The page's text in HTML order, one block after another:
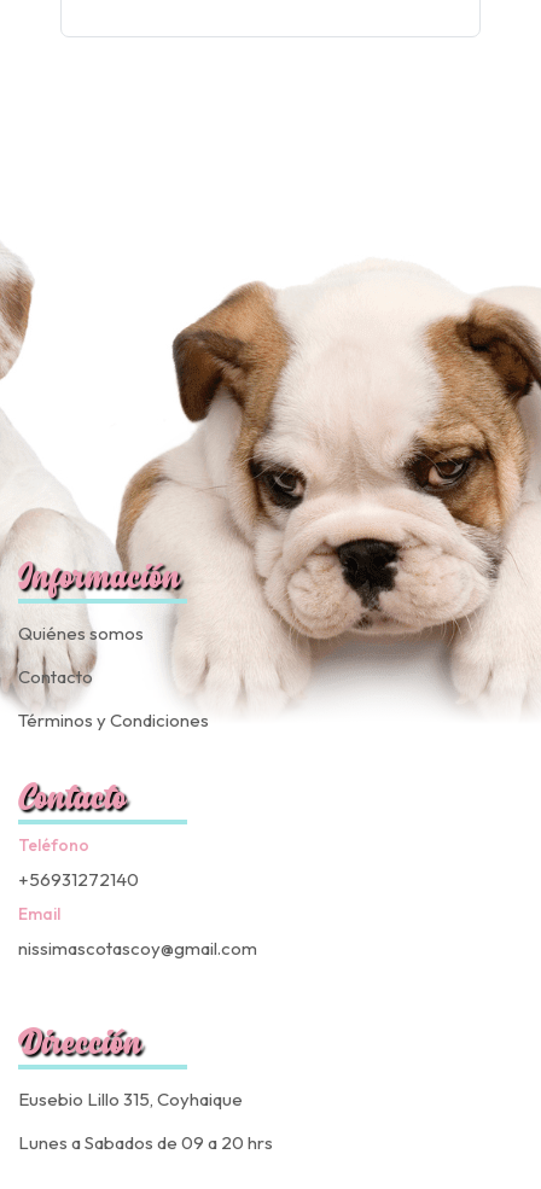
Información
Quiénes somos
Contacto
Términos y Condiciones
Contacto
Teléfono
+56931272140
Email
nissimascotascoy@gmail.com
Dirección
Eusebio Lillo 315, Coyhaique
Lunes a Sabados de 09 a 20 hrs